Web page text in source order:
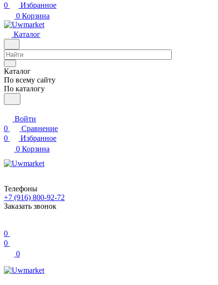
0
Избранное
0 Корзина
Каталог
Каталог
По всему сайту
По каталогу
Войти
0
Сравнение
0
Избранное
0 Корзина
Телефоны
+7 (916) 800-92-72
Заказать звонок
0
0
0